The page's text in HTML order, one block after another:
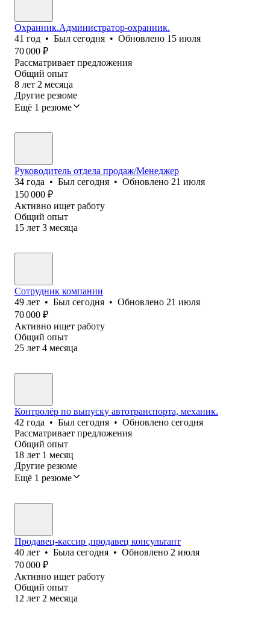
Охранник.Администратор-охранник.
41 год • Был сегодня • Обновлено 15 июля
70 000 ₽
Рассматривает предложения
Общий опыт
8 лет 2 месяца
Другие резюме
Ещё 1 резюме
Руководитель отдела продаж/Менеджер
34 года • Был сегодня • Обновлено 21 июля
150 000 ₽
Активно ищет работу
Общий опыт
15 лет 3 месяца
Сотрудник компании
49 лет • Был сегодня • Обновлено 21 июля
70 000 ₽
Активно ищет работу
Общий опыт
25 лет 4 месяца
Контролёр по выпуску автотранспорта, механик.
42 года • Был сегодня • Обновлено сегодня
Рассматривает предложения
Общий опыт
18 лет 1 месяц
Другие резюме
Ещё 1 резюме
Продавец-кассир ,продавец консультант
40 лет • Была сегодня • Обновлено 2 июля
70 000 ₽
Активно ищет работу
Общий опыт
12 лет 2 месяца